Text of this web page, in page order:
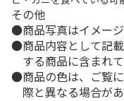
その他
商品写真はイメージ
商品内容として記
する商品に含まれ
商品の色は、ご覧
際と異なる場合があ